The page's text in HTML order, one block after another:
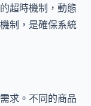
超時機制，動態
制，是確保系統
求。不同的商品